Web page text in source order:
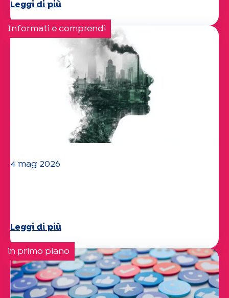
Leggi di più
Informati e comprendi
4 mag 2026
Leggi di più
in primo piano